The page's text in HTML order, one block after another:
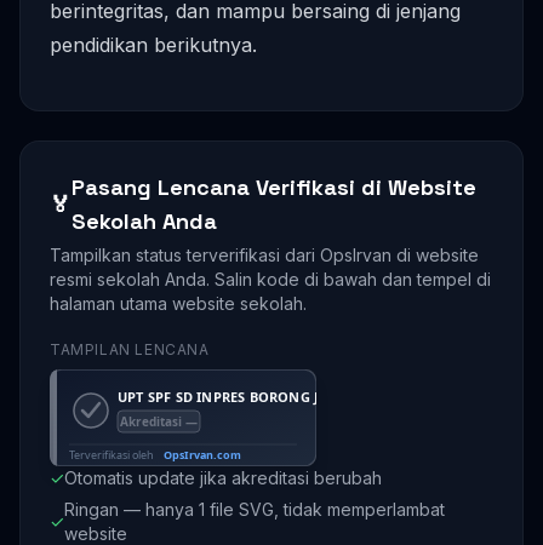
berintegritas, dan mampu bersaing di jenjang
pendidikan berikutnya.
🏅
Pasang Lencana Verifikasi di Website
Sekolah Anda
Tampilkan status terverifikasi dari OpsIrvan di website
resmi sekolah Anda. Salin kode di bawah dan tempel di
halaman utama website sekolah.
TAMPILAN LENCANA
✓Otomatis update jika akreditasi berubah
✓
Ringan — hanya 1 file SVG, tidak memperlambat
website